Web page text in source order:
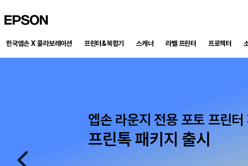
한국엡손 X 콜라보레이션 프린터&복합기 스캐너 라벨 프린터 프로젝터
프로젝터로 만든 홈시네마
포토 리뷰 남기고 상품권 받아가세요!
PRECISION FORCE 패키지 재입고!
By Epson X Milwaukee
작업을 완성하는 두가지 기준 PRECISION FORCE
엡손 라운지 x DUUL 런칭 기념 이벤트
완벽한 홈시네마 프로젝터, 이제 가
엡손 라운지 전용 포토 프린터
프린톡 패키지 출시